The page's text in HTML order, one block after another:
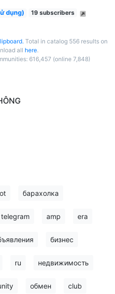
dụng) 19 subscribers
Total in catalog 556 results on
all here.
616,457 (online 7,848)
барахолка
telegram amp era
бизнес
ru недвижимость
обмен club